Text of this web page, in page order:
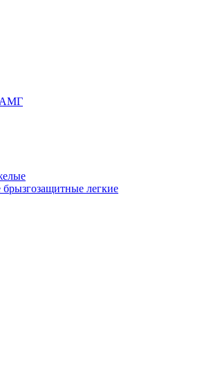
АМГ
легкие